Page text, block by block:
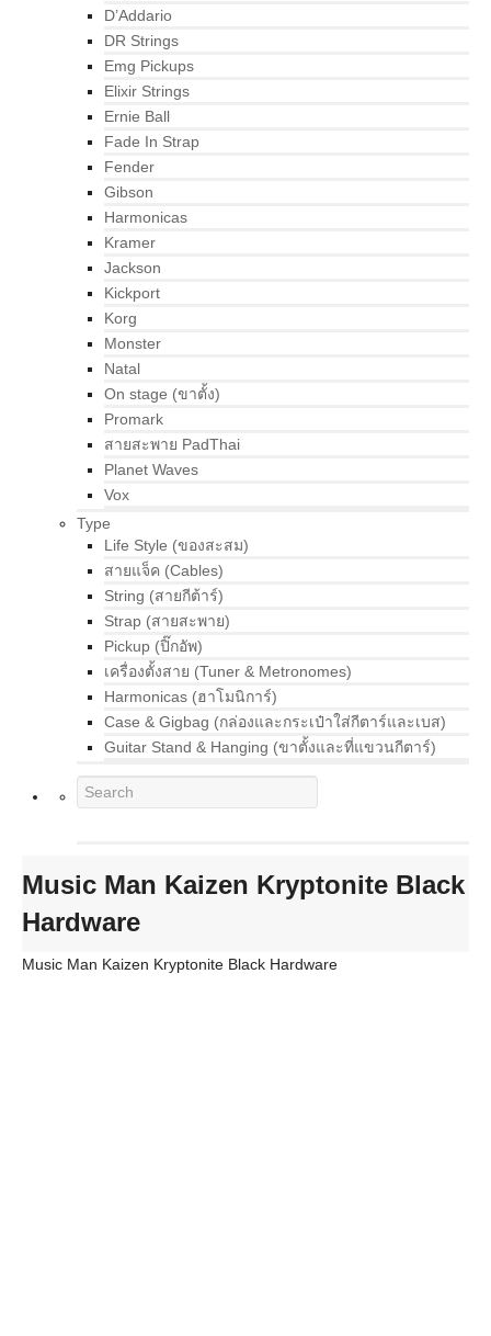
D’Addario
DR Strings
Emg Pickups
Elixir Strings
Ernie Ball
Fade In Strap
Fender
Gibson
Harmonicas
Kramer
Jackson
Kickport
Korg
Monster
Natal
On stage (ขาตั้ง)
Promark
สายสะพาย PadThai
Planet Waves
Vox
Type
Life Style (ของสะสม)
สายแจ็ค (Cables)
String (สายกีต้าร์)
Strap (สายสะพาย)
Pickup (ปิ๊กอัพ)
เครื่องตั้งสาย (Tuner & Metronomes)
Harmonicas (ฮาโมนิการ์)
Case & Gigbag (กล่องและกระเป๋าใส่กีตาร์และเบส)
Guitar Stand & Hanging (ขาตั้งและที่แขวนกีตาร์)
Music Man Kaizen Kryptonite Black
Hardware
Music Man Kaizen Kryptonite Black Hardware